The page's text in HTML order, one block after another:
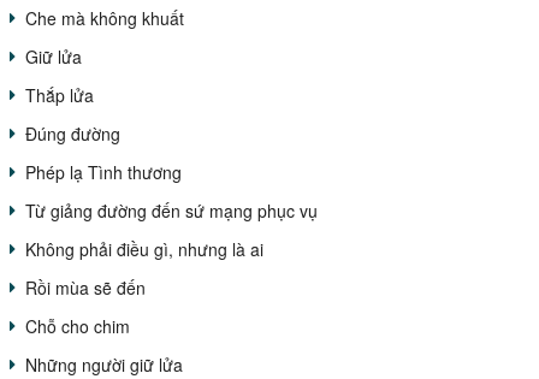
Che mà không khuất
Giữ lửa
Thắp lửa
Đúng đường
Phép lạ Tình thương
Từ giảng đường đến sứ mạng phục vụ
Không phải điều gì, nhưng là ai
Rồi mùa sẽ đến
Chỗ cho chim
Những người giữ lửa